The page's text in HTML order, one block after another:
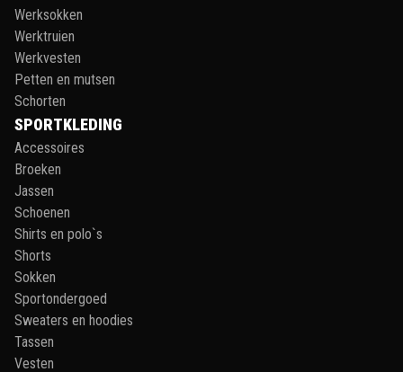
Werksokken
Werktruien
Werkvesten
Petten en mutsen
Schorten
SPORTKLEDING
Accessoires
Broeken
Jassen
Schoenen
Shirts en polo`s
Shorts
Sokken
Sportondergoed
Sweaters en hoodies
Tassen
Vesten